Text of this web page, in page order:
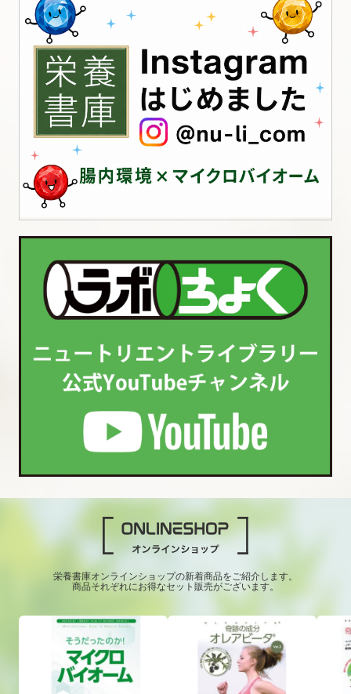
栄養書庫オンラインショップの新着商品をご紹介します。
商品それぞれにお得なセット販売がございます。